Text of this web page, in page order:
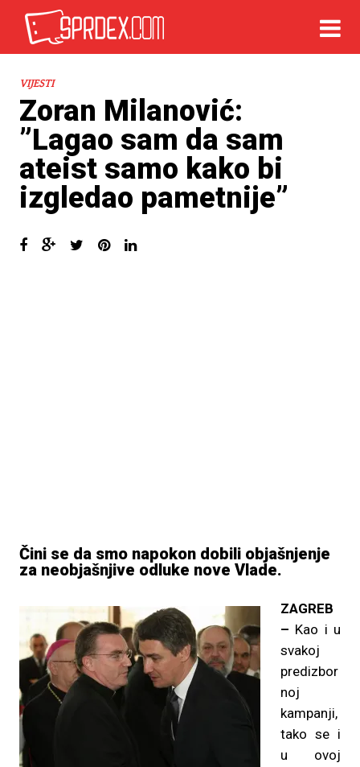
VIJESTI
Zoran Milanović:
”Lagao sam da sam
ateist samo kako bi
izgledao pametnije”
Čini se da smo napokon dobili objašnjenje
za neobjašnjive odluke nove Vlade.
ZAGREB
– Kao i u
svakoj
predizbor
noj
kampanji,
tako se i
u ovoj